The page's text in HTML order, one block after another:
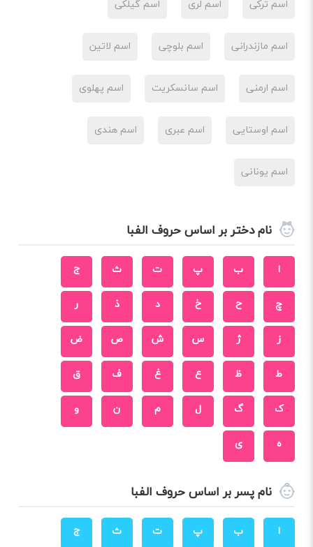
اسم ترکی اسم لری اسم گیلکی
اسم مازندرانی اسم بلوچی اسم لاتین
اسم ارمنی اسم سانسکریت اسم پهلوی
اسم اوستایی اسم عبری اسم هندی
اسم یونانی
نام دختر بر اساس حروف الفبا
ا ب پ ت ث ج
چ ح خ د ذ ر
ز ژ س ش ص ض
ط ظ ع غ ف ق
ک گ ل م ن و
ه ی
نام پسر بر اساس حروف الفبا
ا ب پ ت ث ج